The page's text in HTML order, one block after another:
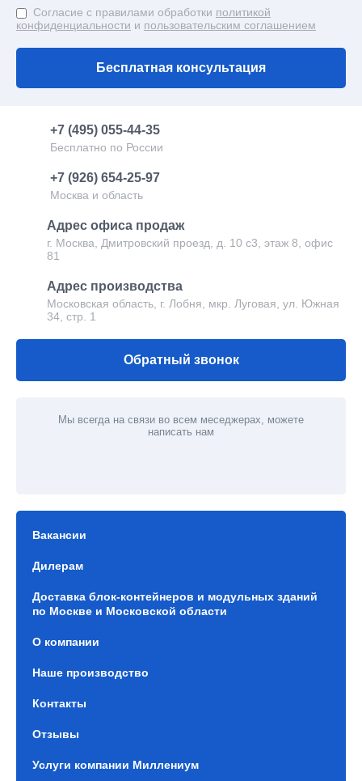
Модульные лаборатории
Согласие с правилами обработки политикой
конфиденциальности и пользовательским соглашением
Бесплатная консультация
Мы всегда на связи во всем меседжерах, можете
написать нам
Адрес офиса продаж
г. Москва, Дмитровский проезд, д. 10 с3, этаж 8, офис
81
Адрес производства
Московская область, г. Лобня, мкр. Луговая, ул. Южная
34, стр. 1
+7 (495) 055-44-35
Бесплатно по России
+7 (926) 654-25-97
Москва и область
Обратный звонок
Вакансии
Дилерам
Доставка блок-контейнеров и модульных зданий
по Москве и Московской области
О компании
Наше производство
Контакты
Отзывы
Услуги компании Миллениум